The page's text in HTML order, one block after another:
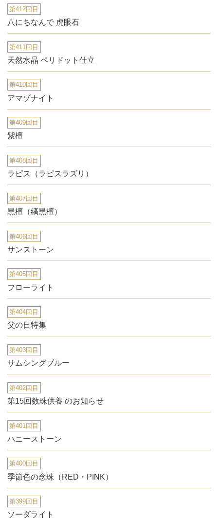
第412回目
八にちなんで 虎眼石
第411回目
天然水晶 ペリドット仕立
第410回目
アマゾナイト
第409回目
紫檀
第408回目
ラピス（ラピスラズリ）
第407回目
黒檀（縞黒檀）
第406回目
サンストーン
第405回目
フローライト
第404回目
父の日特集
第403回目
サムシングブルー
第402回目
第15回数珠供養 のお知らせ
第401回目
ハニーストーン
第400回目
季節色の念珠（RED・PINK）
第399回目
ソーダライト